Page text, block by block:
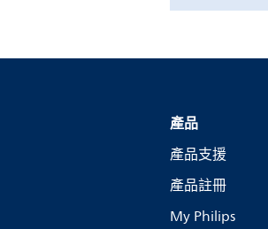
產品
產品支援
產品註冊
My Philips